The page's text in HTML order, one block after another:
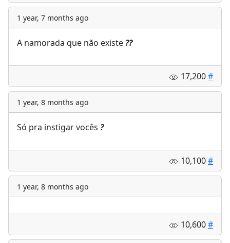
1 year, 7 months ago
A namorada que não existe ??
17,200#
1 year, 8 months ago
Só pra instigar vocês ?
10,100#
1 year, 8 months ago
10,600#